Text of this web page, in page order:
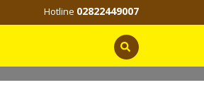
Hotline 02822449007